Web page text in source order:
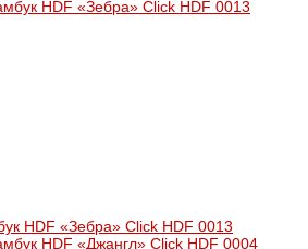
HDF «Зебра» Click HDF 0013